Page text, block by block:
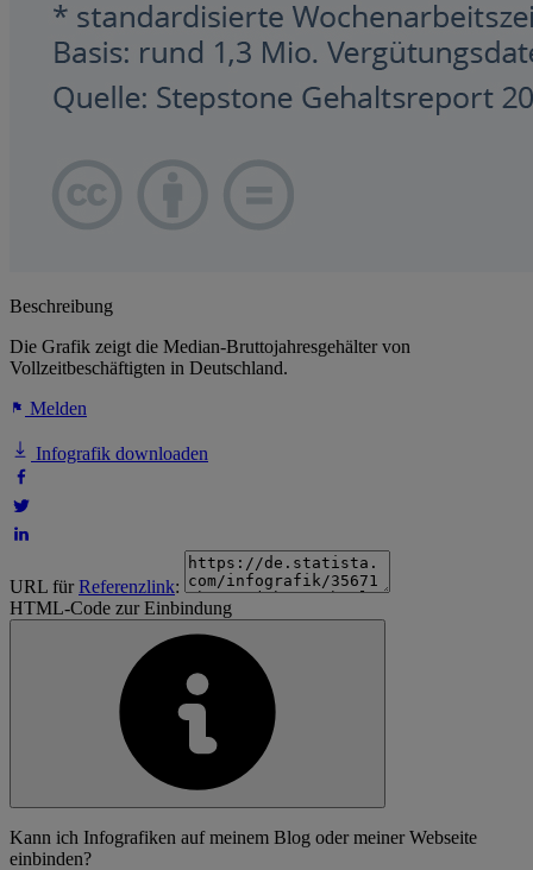
Beschreibung
Die Grafik zeigt die Median-Bruttojahresgehälter von
Vollzeitbeschäftigten in Deutschland.
Melden
Infografik downloaden
URL fürReferenzlink:
HTML-Code zur Einbindung
Kann ich Infografiken auf meinem Blog oder meiner Webseite
einbinden?